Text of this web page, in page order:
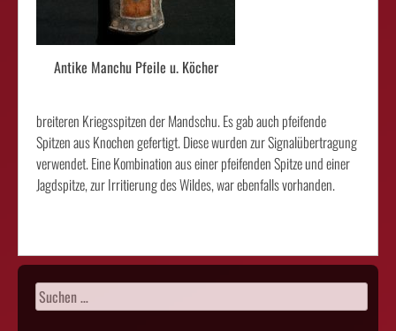
Antike Manchu Pfeile u. Köcher
breiteren Kriegsspitzen der Mandschu. Es gab auch pfeifende
Spitzen aus Knochen gefertigt. Diese wurden zur Signalübertragung
verwendet. Eine Kombination aus einer pfeifenden Spitze und einer
Jagdspitze, zur Irritierung des Wildes, war ebenfalls vorhanden.
Suchen
nach: